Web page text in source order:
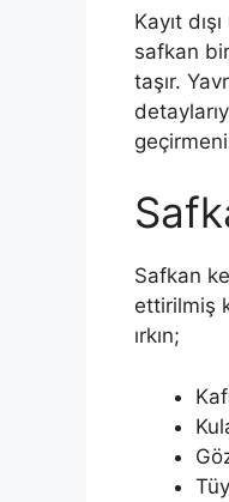
Kayıt
safkan
taşır.
Safkan
ettirilmiş
ırkın;